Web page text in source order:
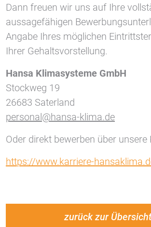
Dann freuen wir uns auf Ihre
aussagefähigen
Angabe Ihres möglichen
Ihrer Gehaltsvorstellung.
Hansa Klimasysteme GmbH
Stockweg 19
26683 Saterland
personal@hansa-klima.de
Oder direkt bewerben über unsere
https://www.karriere-
zurück zur